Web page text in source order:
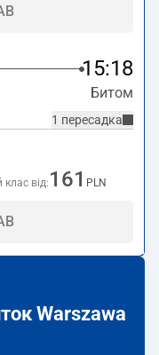
15:18
Битом
1 пересадка
клас від: 161 PLN
Warszawa